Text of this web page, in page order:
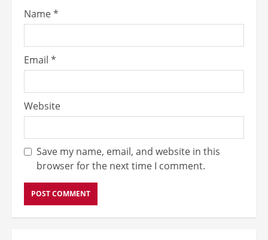
Name*
Email *
Website
Save my name, email, and website in this
browser for the next time I comment.